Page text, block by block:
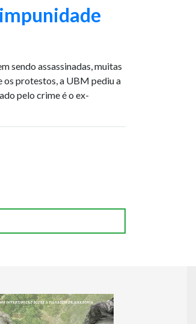
sendo assassinadas, muitas
os protestos, a UBM pediu a
pelo crime é o ex-